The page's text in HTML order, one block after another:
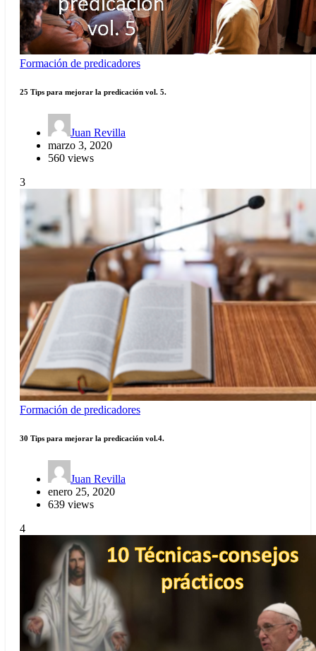
Formación de predicadores
25 Tips para mejorar la predicación vol. 5.
Juan Revilla
marzo 3, 2020
560 views
3
Formación de predicadores
30 Tips para mejorar la predicación vol.4.
Juan Revilla
enero 25, 2020
639 views
4